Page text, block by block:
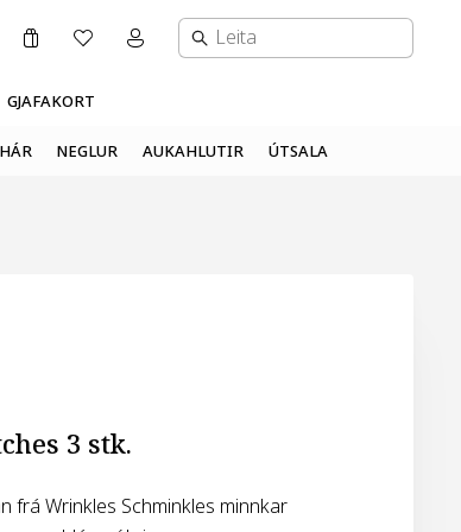
Karfa ÓskalistiMínar síður valmynd
GJAFAKORT
HÁR NEGLUR AUKAHLUTIR ÚTSALA
3 stk.
frá Wrinkles Schminkles minnkar